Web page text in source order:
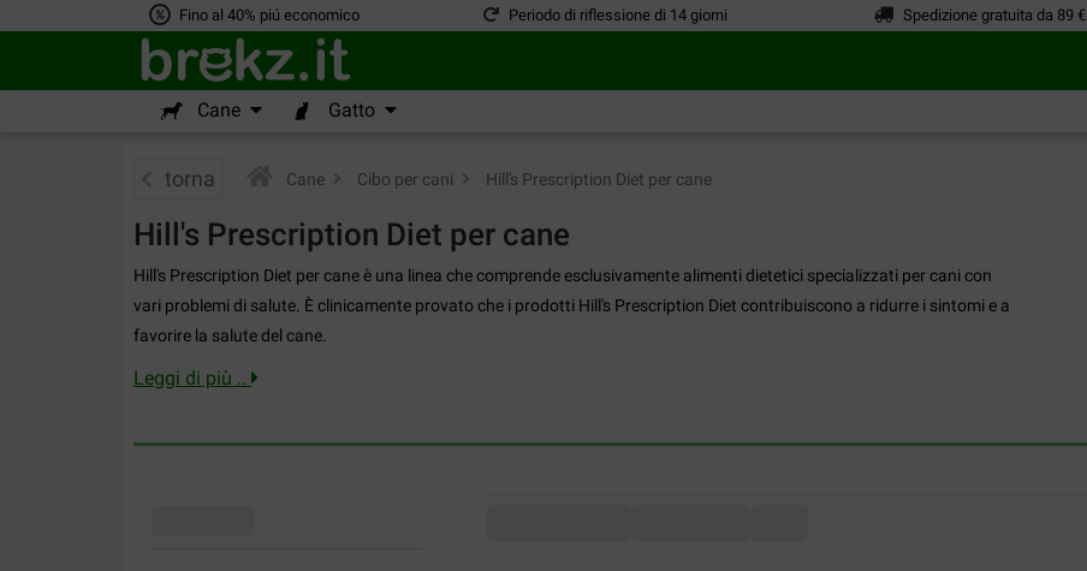
Fino al 40% piú economico Periodo di riflessione di 14 giorni Spedizione gratuita da 89 €
Cane Gatto
torna Cane Cibo per cani Hill's Prescription Diet per cane
Hill's Prescription Diet per cane
Hill's Prescription Diet per cane è una linea che comprende esclusivamente alimenti dietetici specializzati per cani con
vari problemi di salute. È clinicamente provato che i prodotti Hill's Prescription Diet contribuiscono a ridurre i sintomi e a
favorire la salute del cane.
Leggi di più ..